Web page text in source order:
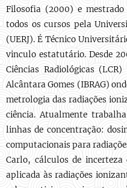
Filosofia (2000) e
todos os cursos pela
(UERJ). É Técnico
vinculo estatutário. Desde
Ciências Radiológicas
Alcântara Gomes (IBRAG)
metrologia das radiações
ciência. Atualmente
linhas de concentração:
computacionais para
Carlo, cálculos de
aplicada às radiações